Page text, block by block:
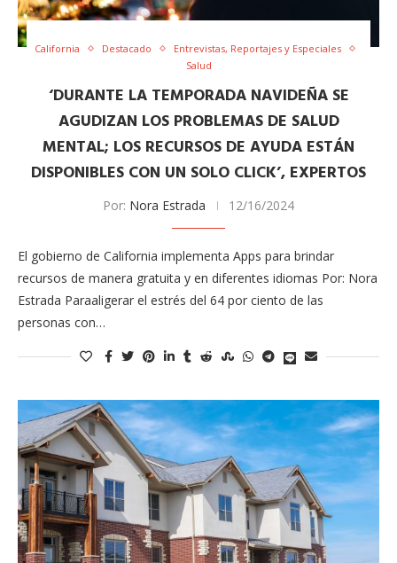
California Destacado
Entrevistas, Reportajes y Especiales
Salud
‘DURANTE LA TEMPORADA NAVIDEÑA SE
AGUDIZAN LOS PROBLEMAS DE SALUD
MENTAL; LOS RECURSOS DE AYUDA ESTÁN
DISPONIBLES CON UN SOLO CLICK​’, EXPERTOS
Por: Nora Estrada 12/16/2024
El gobierno de California implementa Apps para brindar
recursos de manera gratuita y en diferentes idiomas Por: Nora
Estrada Paraaligerar el estrés del 64 por ciento de las
personas con…